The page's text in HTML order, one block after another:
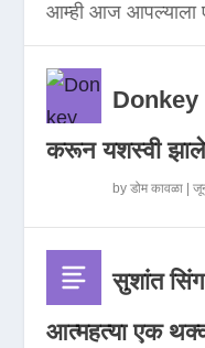
आम्ही आज आपल्याला
Donkey
करून यशस्वी
byडोम कावळा |
सुशांत
आत्महत्या एक